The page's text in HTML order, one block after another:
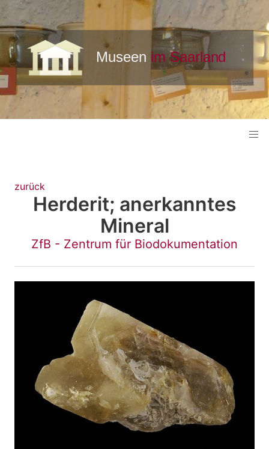
zurück
Herderit; anerkanntes
Mineral
ZfB - Zentrum für Biodokumentation